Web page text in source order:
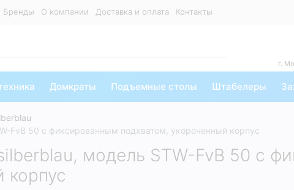
Бренды О компании Доставка и оплата Контакты
г.
Домкраты Подъемные столы Штабелеры
FvB 50 с фиксированным подхватом, укороченный корпус
модель STW-FvB 50 с
корпус